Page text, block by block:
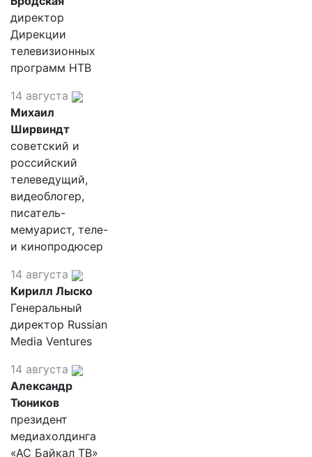
директор
Дирекции
телевизионных
программ НТВ
14 августа
Михаил
Ширвиндт
советский и
российский
телеведущий,
видеоблогер,
писатель-
мемуарист, теле-
и кинопродюсер
14 августа
Кирилл Лыско
Генеральный
директор Russian
Media Ventures
14 августа
Александр
Тюников
президент
медиахолдинга
«АС Байкал ТВ»